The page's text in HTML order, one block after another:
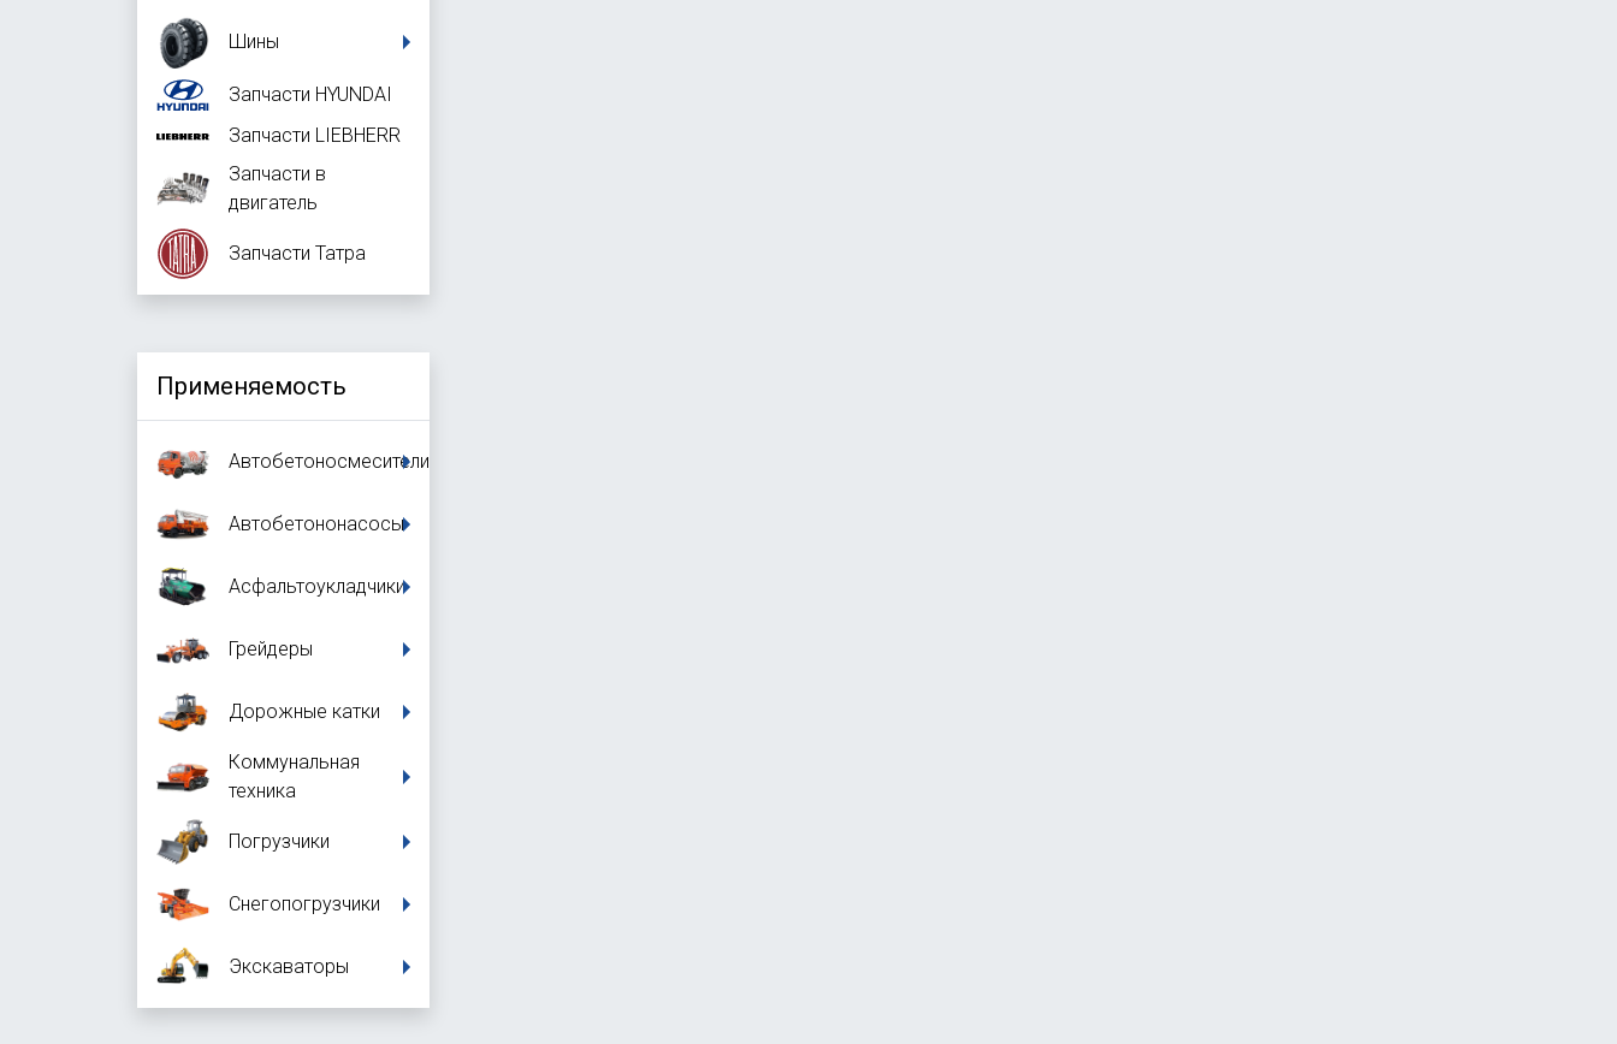
Шины
Запчасти HYUNDAI
Запчасти LIEBHERR
Запчасти в
двигатель
Запчасти Татра
Применяемость
Автобетоносмесители
Автобетононасосы
Асфальтоукладчики
Грейдеры
Дорожные катки
Коммунальная
техника
Погрузчики
Снегопогрузчики
Экскаваторы